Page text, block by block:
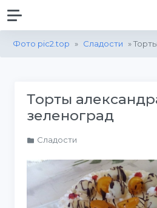
Фото pic2.top » Сладости »
Торты
зеленоград
Сладости